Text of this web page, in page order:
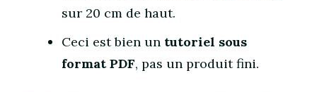
sur 20 cm de haut.
Ceci est bien un tutoriel sous
format PDF, pas un produit fini.